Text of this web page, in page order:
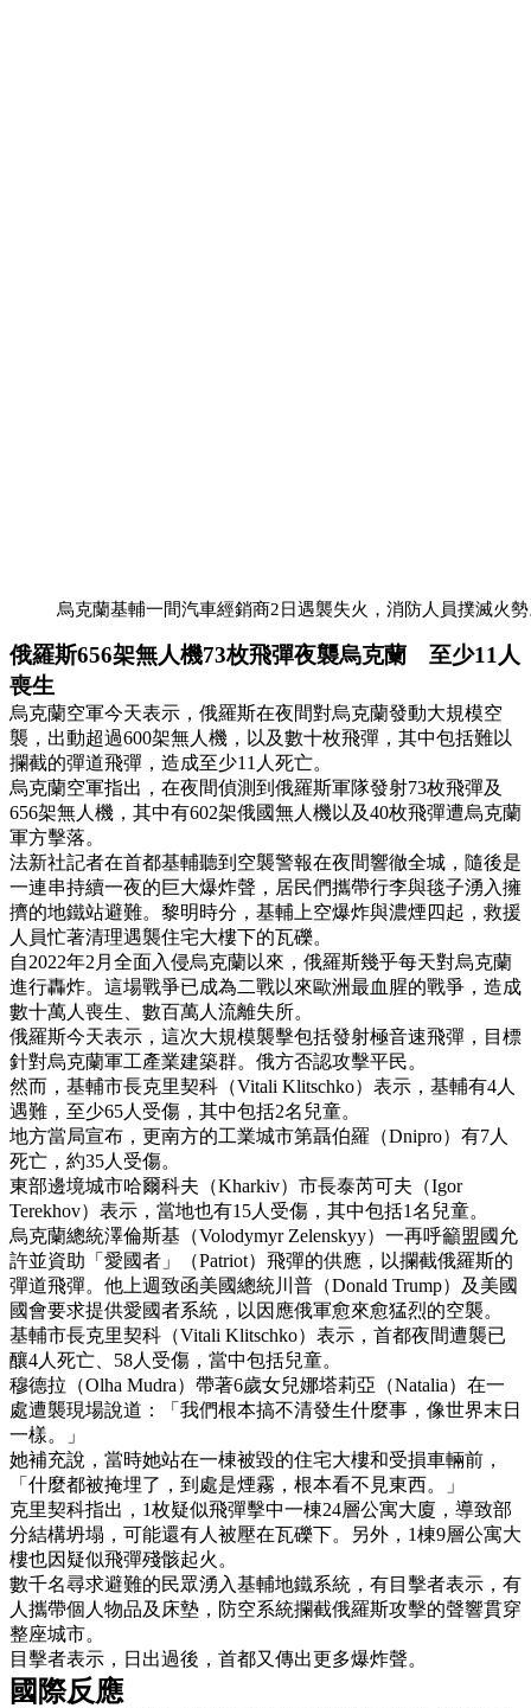
烏克蘭基輔一間汽車經銷商2日遇襲失火，消防人員撲滅火
俄羅斯656架無人機73枚飛彈夜襲烏克蘭 至少11人
喪生
烏克蘭空軍今天表示，俄羅斯在夜間對烏克蘭發動大規模空
襲，出動超過600架無人機，以及數十枚飛彈，其中包括難以
攔截的彈道飛彈，造成至少11人死亡。
烏克蘭空軍指出，在夜間偵測到俄羅斯軍隊發射73枚飛彈及
656架無人機，其中有602架俄國無人機以及40枚飛彈遭烏克蘭
軍方擊落。
法新社記者在首都基輔聽到空襲警報在夜間響徹全城，隨後是
一連串持續一夜的巨大爆炸聲，居民們攜帶行李與毯子湧入擁
擠的地鐵站避難。黎明時分，基輔上空爆炸與濃煙四起，救援
人員忙著清理遇襲住宅大樓下的瓦礫。
自2022年2月全面入侵烏克蘭以來，俄羅斯幾乎每天對烏克蘭
進行轟炸。這場戰爭已成為二戰以來歐洲最血腥的戰爭，造成
數十萬人喪生、數百萬人流離失所。
俄羅斯今天表示，這次大規模襲擊包括發射極音速飛彈，目標
針對烏克蘭軍工產業建築群。俄方否認攻擊平民。
然而，基輔市長克里契科（Vitali Klitschko）表示，基輔有4人
遇難，至少65人受傷，其中包括2名兒童。
地方當局宣布，更南方的工業城市第聶伯羅（Dnipro）有7人
死亡，約35人受傷。
東部邊境城市哈爾科夫（Kharkiv）市長泰芮可夫（Igor
Terekhov）表示，當地也有15人受傷，其中包括1名兒童。
烏克蘭總統澤倫斯基（Volodymyr Zelenskyy）一再呼籲盟國允
許並資助「愛國者」（Patriot）飛彈的供應，以攔截俄羅斯的
彈道飛彈。他上週致函美國總統川普（Donald Trump）及美國
國會要求提供愛國者系統，以因應俄軍愈來愈猛烈的空襲。
基輔市長克里契科（Vitali Klitschko）表示，首都夜間遭襲已
釀4人死亡、58人受傷，當中包括兒童。
穆德拉（Olha Mudra）帶著6歲女兒娜塔莉亞（Natalia）在一
處遭襲現場說道：「我們根本搞不清發生什麼事，像世界末日
一樣。」
她補充說，當時她站在一棟被毀的住宅大樓和受損車輛前，
「什麼都被掩埋了，到處是煙霧，根本看不見東西。」
克里契科指出，1枚疑似飛彈擊中一棟24層公寓大廈，導致部
分結構坍塌，可能還有人被壓在瓦礫下。另外，1棟9層公寓大
樓也因疑似飛彈殘骸起火。
數千名尋求避難的民眾湧入基輔地鐵系統，有目擊者表示，有
人攜帶個人物品及床墊，防空系統攔截俄羅斯攻擊的聲響貫穿
整座城市。
目擊者表示，日出過後，首都又傳出更多爆炸聲。
國際反應